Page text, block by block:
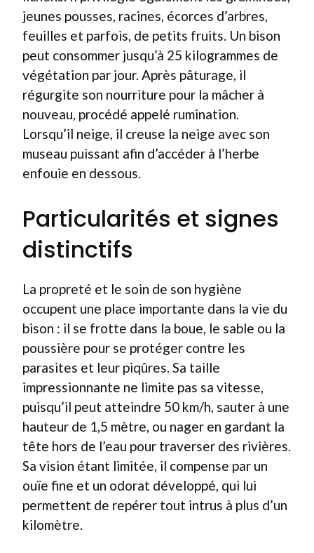
jeunes pousses, racines, écorces d’arbres,
feuilles et parfois, de petits fruits. Un bison
peut consommer jusqu’à 25 kilogrammes de
végétation par jour. Après pâturage, il
régurgite son nourriture pour la mâcher à
nouveau, procédé appelé rumination.
Lorsqu’il neige, il creuse la neige avec son
museau puissant afin d’accéder à l’herbe
enfouie en dessous.
Particularités et signes
distinctifs
La propreté et le soin de son hygiène
occupent une place importante dans la vie du
bison : il se frotte dans la boue, le sable ou la
poussière pour se protéger contre les
parasites et leur piqûres. Sa taille
impressionnante ne limite pas sa vitesse,
puisqu’il peut atteindre 50 km/h, sauter à une
hauteur de 1,5 mètre, ou nager en gardant la
tête hors de l’eau pour traverser des rivières.
Sa vision étant limitée, il compense par un
ouïe fine et un odorat développé, qui lui
permettent de repérer tout intrus à plus d’un
kilomètre.